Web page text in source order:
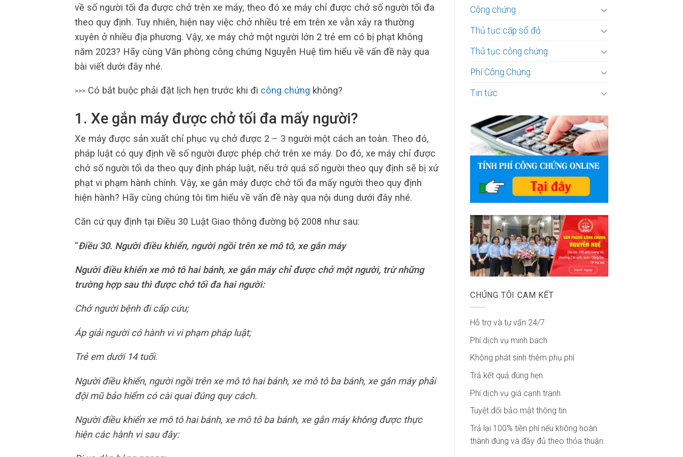
về số người tối đa được chở trên xe máy, theo đó xe máy chỉ được chở số người tối đa
theo quy định. Tuy nhiên, hiện nay việc chở nhiều trẻ em trên xe vẫn xảy ra thường
xuyên ở nhiều địa phương. Vậy, xe máy chở một người lớn 2 trẻ em có bị phạt không
năm 2023? Hãy cùng Văn phòng công chứng Nguyễn Huệ tìm hiểu về vấn đề này qua
bài viết dưới đây nhé.
>>> Có bắt buộc phải đặt lịch hẹn trước khi đi công chứng không?
1. Xe gắn máy được chở tối đa mấy người?
Xe máy được sản xuất chỉ phục vụ chở được 2 – 3 người một cách an toàn. Theo đó,
pháp luật có quy định về số người được phép chở trên xe máy. Do đó, xe máy chỉ được
chở số người tối da theo quy định pháp luật, nếu trở quá số người theo quy định sẽ bị xử
phạt vi phạm hành chính. Vậy, xe gắn máy được chở tối đa mấy người theo quy định
hiện hành? Hãy cùng chúng tôi tìm hiểu về vấn đề này qua nội dung dưới đây nhé.
Căn cứ quy định tại Điều 30 Luật Giao thông đường bộ 2008 như sau:
“Điều 30. Người điều khiển, người ngồi trên xe mô tô, xe gắn máy
Người điều khiển xe mô tô hai bánh, xe gắn máy chỉ được chở một người, trừ những
trường hợp sau thì được chở tối đa hai người:
Chở người bệnh đi cấp cứu;
Áp giải người có hành vi vi phạm pháp luật;
Trẻ em dưới 14 tuổi.
Người điều khiển, người ngồi trên xe mô tô hai bánh, xe mô tô ba bánh, xe gắn máy phải
đội mũ bảo hiểm có cài quai đúng quy cách.
Người điều khiển xe mô tô hai bánh, xe mô tô ba bánh, xe gắn máy không được thực
hiện các hành vi sau đây:
Công chứng
Thủ tục cấp sổ đỏ
Thủ tục công chứng
Phí Công Chứng
Tin tức
CHÚNG TÔI CAM KẾT
Hỗ trợ và tư vấn 24/7
Phí dịch vụ minh bach
Không phát sinh thêm phụ phí
Trả kết quả đúng hẹn.
Phí dịch vụ giá cạnh tranh.
Tuyệt đối bảo mật thông tin.
Trả lại 100% tiền phí nếu không hoàn
thành đúng và đầy đủ theo thỏa thuận.